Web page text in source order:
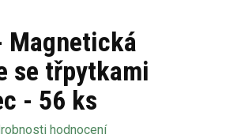
Magnetická
se třpytkami
- 56 ks
hodnocení